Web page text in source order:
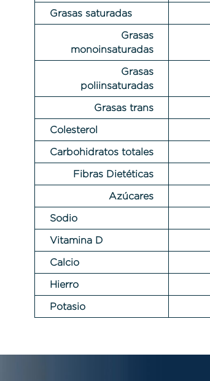
Grasas saturadas
Grasas
monoinsaturadas
Grasas
poliinsaturadas
Grasas trans
Colesterol
Carbohidratos totales
Fibras Dietéticas
Azúcares
Sodio
Vitamina D
Calcio
Hierro
Potasio